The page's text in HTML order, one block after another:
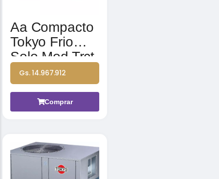
Aa Compacto
Tokyo Frio
Solo Mod Trct-
60cwn1-r
60000btu
380-415v 3n
50hz
Gs. 14.967.912
Comprar